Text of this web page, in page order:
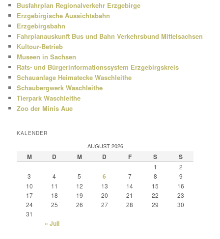
Busfahrplan Regionalverkehr Erzgebirge
Erzgebirgische Aussichtsbahn
Erzgebirgsbahn
Fahrplanauskunft Bus und Bahn Verkehrsbund Mittelsachsen
Kultour-Betrieb
Museen in Sachsen
Rats- und Bürgerinformationssystem Erzgebirgskreis
Schauanlage Heimatecke Waschleithe
Schaubergwerk Waschleithe
Tierpark Waschleithe
Zoo der Minis Aue
KALENDER
AUGUST 2026
M D M D F S S
1
2
3
4 5 6 7 8
9
10
11 12 13 14 15
16
17
18 19 20 21 22
23
24
25 26 27 28 29
30
31
« Juli